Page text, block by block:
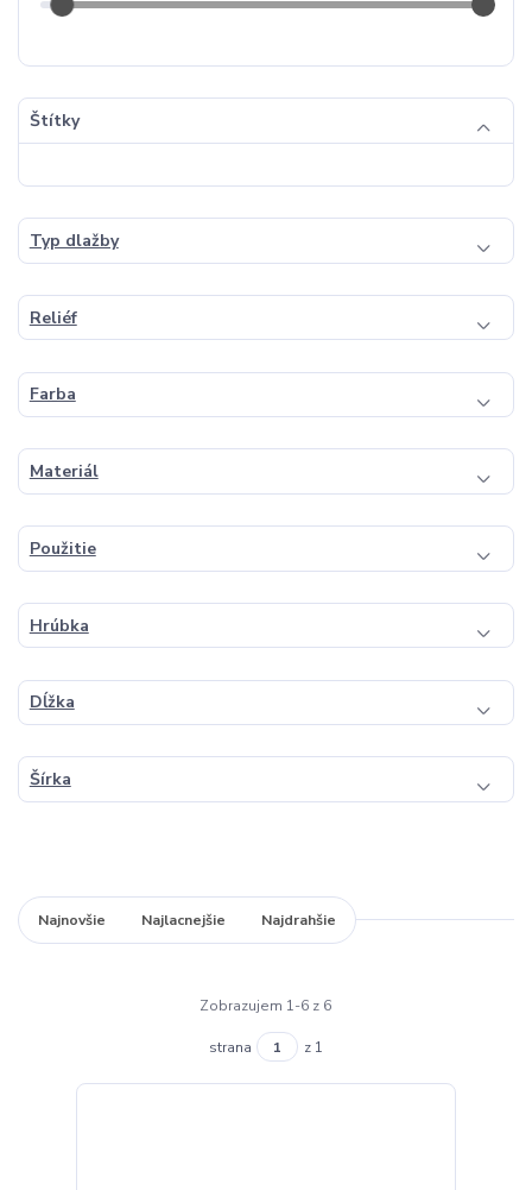
Štítky
Typ dlažby
Reliéf
Farba
Materiál
Použitie
Hrúbka
Dĺžka
Šírka
Najnovšie Najlacnejšie Najdrahšie
Zobrazujem 1-6 z 6
strana z 1